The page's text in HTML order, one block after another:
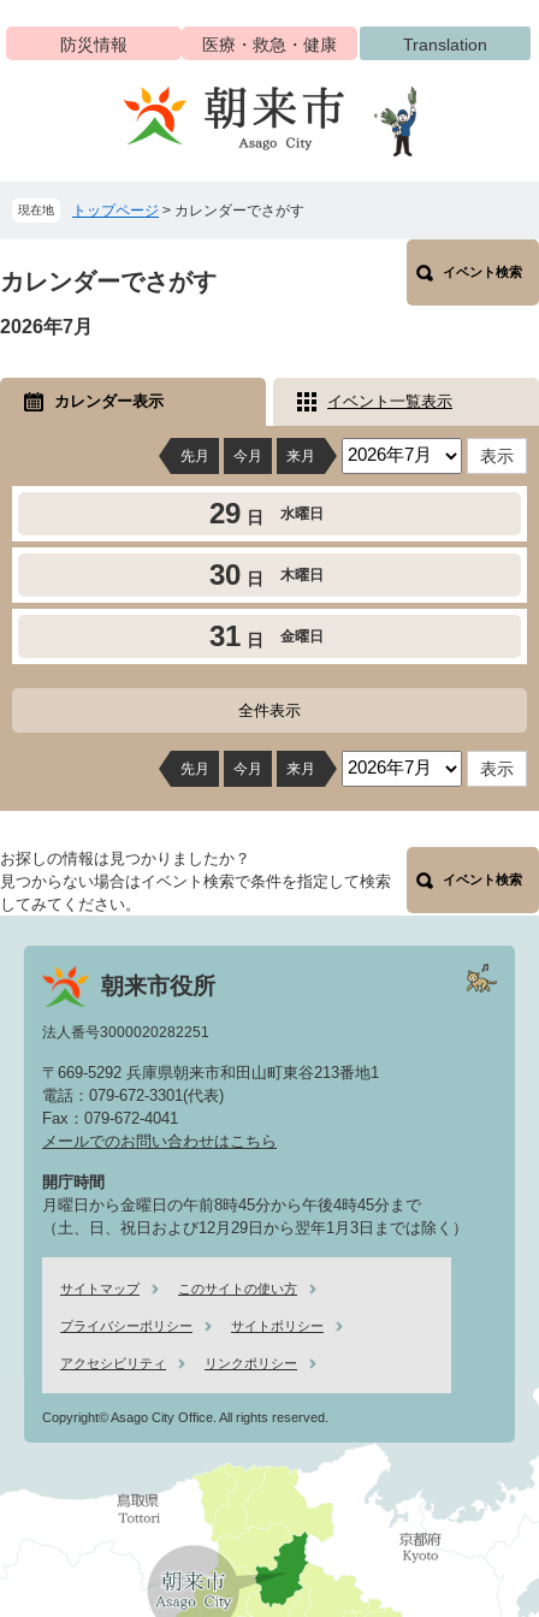
ジ
ュ
へ
防災情報 医療・救急・健康 Translation
現在地 トップページ > カレンダーでさがす
文
カレンダーでさがす イベント検索
2026年7月
カレンダー表示 イベント一覧表示
先月 今月 来月
29 日 水曜日
30 日 木曜日
31 日 金曜日
全件表示
先月 今月 来月
お探しの情報は見つかりましたか？
見つからない場合はイベント検索で条件を指定して検索
してみてください。
イベント検索
朝来市役所
法人番号3000020282251
〒669-5292 兵庫県朝来市和田山町東谷213番地1
電話：079-672-3301(代表)
Fax：079-672-4041
メールでのお問い合わせはこちら
開庁時間
月曜日から金曜日の午前8時45分から午後4時45分まで
（土、日、祝日および12月29日から翌年1月3日までは除く）
サイトマップ このサイトの使い方
プライバシーポリシー サイトポリシー
アクセシビリティ リンクポリシー
Copyright© Asago City Office. All rights reserved.